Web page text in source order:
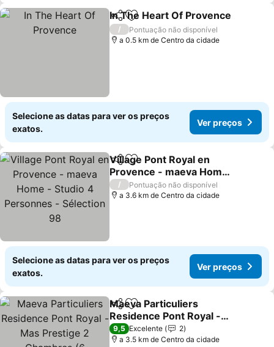
PartilharAdicionar aos favoritos
In The Heart Of Provence
/
Pontuação não disponível
a 0.5 km de Centro da cidade
Selecione as datas para ver os preços
exatos.
Ver preços
PartilharAdicionar aos favoritos
Village Pont Royal en
Provence - maeva Home
- Studio 4 Personnes -
Sélection 98
Ver preços
/
Pontuação não disponível
a 3.6 km de Centro da cidade
Selecione as datas para ver os preços
exatos.
Ver preços
PartilharAdicionar aos favoritos
Maeva Particuliers
Residence Pont Royal -
Mas Prestige 2 Chambres
(6 Personnes)
Ver preços
9,5 Excelente
2
a 3.5 km de Centro da cidade